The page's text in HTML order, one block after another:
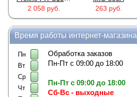
2 058 руб.
263 руб.
Время работы интернет-магазина
Пн
Вт
Ср
Чт
Обработка заказов
Пн-Пт с 09:00 до 18:00
Пн-Пт с 09:00 до 18:00
Сб-Вс - выходные